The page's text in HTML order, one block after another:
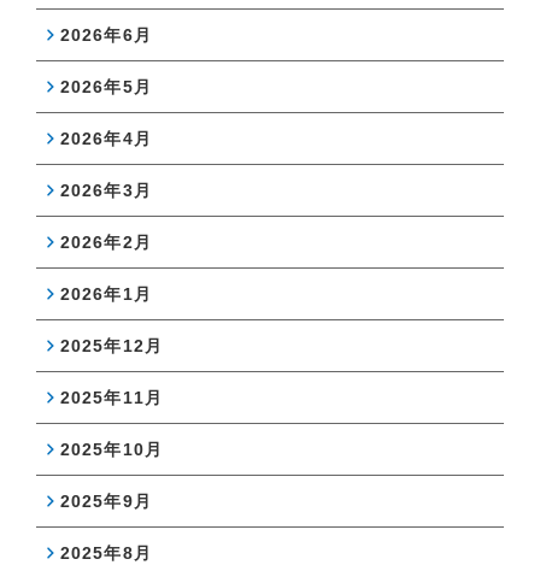
2026年6月
2026年5月
2026年4月
2026年3月
2026年2月
2026年1月
2025年12月
2025年11月
2025年10月
2025年9月
2025年8月